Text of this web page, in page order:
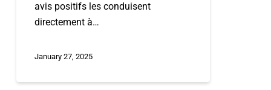
avis positifs les conduisent
directement à…
January 27, 2025